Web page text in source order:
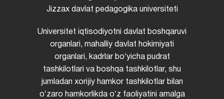
Jizzax davlat pedagogika universiteti
Universitet iqtisodiyotni davlat boshqaruvi
organlari, mahalliy davlat hokimiyati
organlari, kadrlar boʻyicha pudrat
tashkilotlari va boshqa tashkilotlar, shu
jumladan xorijiy hamkor tashkilotlar bilan
oʻzaro hamkorlikda oʻz faoliyatini amalga